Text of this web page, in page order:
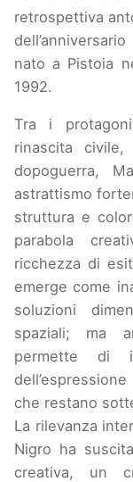
retrospettiva
nato a Pistoia
1992.
Tra i
rinascita civile,
dopoguerra,
astrattismo
struttura e
parabola
ricchezza di
emerge come
soluzioni
spaziali; ma
permette di
che restano
La rilevanza
Nigro ha
creativa, un